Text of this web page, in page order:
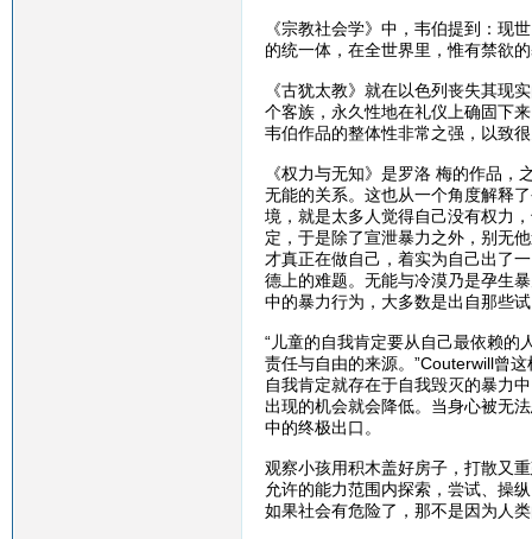
《宗教社会学》中，韦伯提到：现
的统一体，在全世界里，惟有禁欲
《古犹太教》就在以色列丧失其现
个客族，永久性地在礼仪上确固下
韦伯作品的整体性非常之强，以致
《权力与无知》是罗洛 梅的作品
无能的关系。这也从一个角度解释
境，就是太多人觉得自己没有权力
定，于是除了宣泄暴力之外，别无
才真正在做自己，着实为自己出了
德上的难题。无能与冷漠乃是孕生
中的暴力行为，大多数是出自那些
“儿童的自我肯定要从自己最依赖的
责任与自由的来源。”Couterwill曾这
自我肯定就存在于自我毁灭的暴力
出现的机会就会降低。当身心被无
中的终极出口。
观察小孩用积木盖好房子，打散又
允许的能力范围内探索，尝试、操
如果社会有危险了，那不是因为人